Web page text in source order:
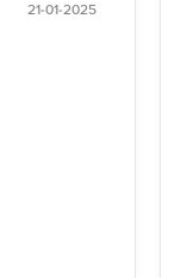
21-01-2025